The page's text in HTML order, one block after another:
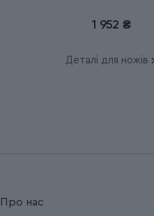
1 952 ₴
Деталі для ножів
Про нас